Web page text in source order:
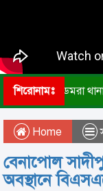
শিরোনামঃ ডেমরা
Home
বেনাপোল
অবস্থানে